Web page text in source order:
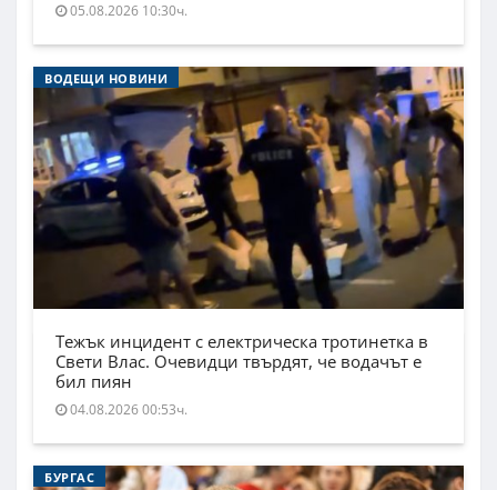
05.08.2026 10:30ч.
ВОДЕЩИ НОВИНИ
Тежък инцидент с електрическа тротинетка в
Свети Влас. Очевидци твърдят, че водачът е
бил пиян
04.08.2026 00:53ч.
БУРГАС